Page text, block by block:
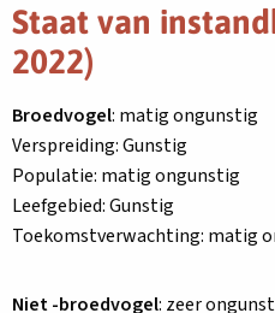
Staat van
2022)
Broedvogel: matig ongunstig
Verspreiding: Gunstig
Populatie: matig ongunstig
Leefgebied: Gunstig
Toekomstverwachting: matig
Niet -broedvogel: zeer